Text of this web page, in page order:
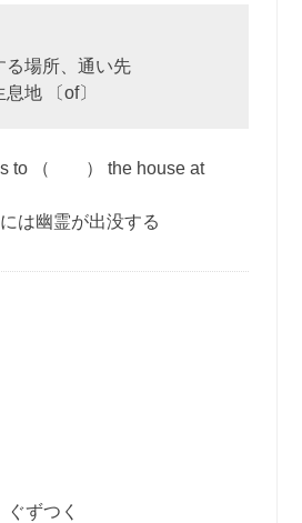
る場所、通い先
地 〔of〕
to （ ） the house at
は幽霊が出没する
ずつく